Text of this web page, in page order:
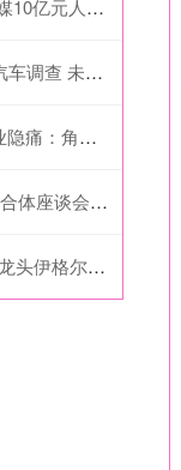
人民币后
未要求召回
生活依旧窘迫
在南京召开
给出参考标准